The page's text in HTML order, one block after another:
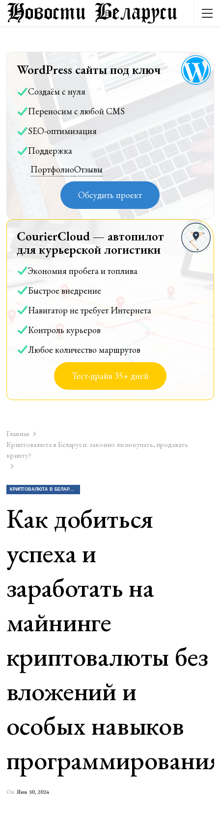
WordPress сайты под ключ
Создаём с нуля
Переносим с любой CMS
SEO-оптимизация
Поддержка
ПортфолиоОтзывы
Обсудить проект
CourierCloud — автопилот
для курьерской логистики
Экономия пробега и топлива
Быстрое внедрение
Навигатор не требует Интернета
Контроль курьеров
Любое количество маршрутов
Тест-драйв 35+ дней
Главная
Криптовалюта в Беларуси: законно ли покупать, продавать
крипту?
КРИПТОВАЛЮТА В БЕЛАРУСИ: ЗАКОННО ЛИ ПОКУПАТЬ, ПРОДАВАТЬ КРИПТУ?
Как добиться
успеха и
заработать на
майнинге
криптовалюты без
вложений и
особых навыков
On Янв 30, 2024